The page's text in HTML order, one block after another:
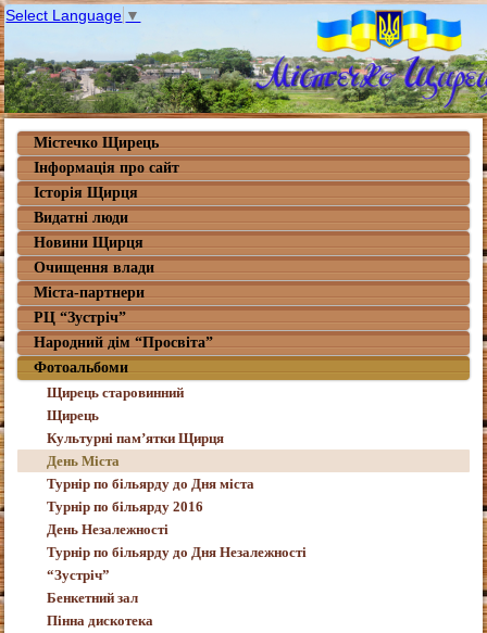
Select Language ▼
Містечко Щирець
Інформація про сайт
Історія Щирця
Видатні люди
Новини Щирця
Очищення влади
Міста-партнери
РЦ “Зустріч”
Народний дім “Просвіта”
Фотоальбоми
Щирець старовинний
Щирець
Культурні пам’ятки Щирця
День Міста
Турнір по більярду до Дня міста
Турнір по більярду 2016
День Незалежності
Турнір по більярду до Дня Незалежності
“Зустріч”
Бенкетний зал
Пінна дискотека